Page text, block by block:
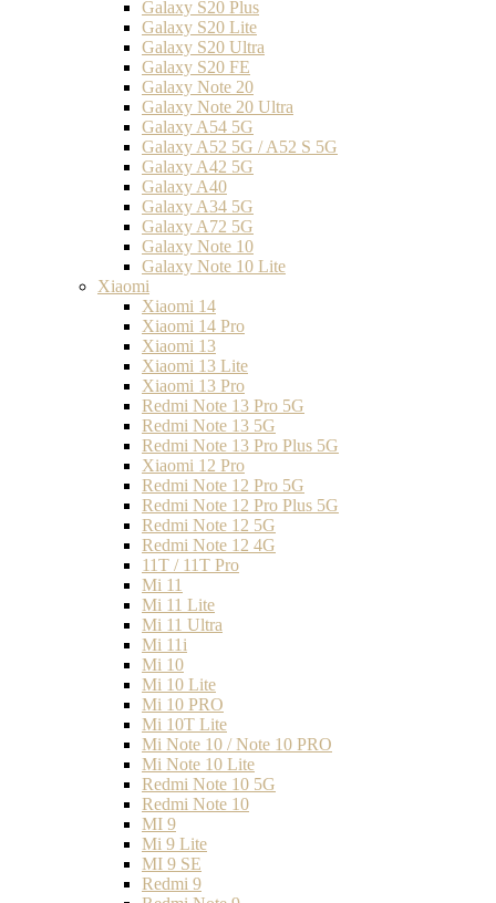
Galaxy S20 Plus
Galaxy S20 Lite
Galaxy S20 Ultra
Galaxy S20 FE
Galaxy Note 20
Galaxy Note 20 Ultra
Galaxy A54 5G
Galaxy A52 5G / A52 S 5G
Galaxy A42 5G
Galaxy A40
Galaxy A34 5G
Galaxy A72 5G
Galaxy Note 10
Galaxy Note 10 Lite
Xiaomi
Xiaomi 14
Xiaomi 14 Pro
Xiaomi 13
Xiaomi 13 Lite
Xiaomi 13 Pro
Redmi Note 13 Pro 5G
Redmi Note 13 5G
Redmi Note 13 Pro Plus 5G
Xiaomi 12 Pro
Redmi Note 12 Pro 5G
Redmi Note 12 Pro Plus 5G
Redmi Note 12 5G
Redmi Note 12 4G
11T / 11T Pro
Mi 11
Mi 11 Lite
Mi 11 Ultra
Mi 11i
Mi 10
Mi 10 Lite
Mi 10 PRO
Mi 10T Lite
Mi Note 10 / Note 10 PRO
Mi Note 10 Lite
Redmi Note 10 5G
Redmi Note 10
MI 9
Mi 9 Lite
MI 9 SE
Redmi 9